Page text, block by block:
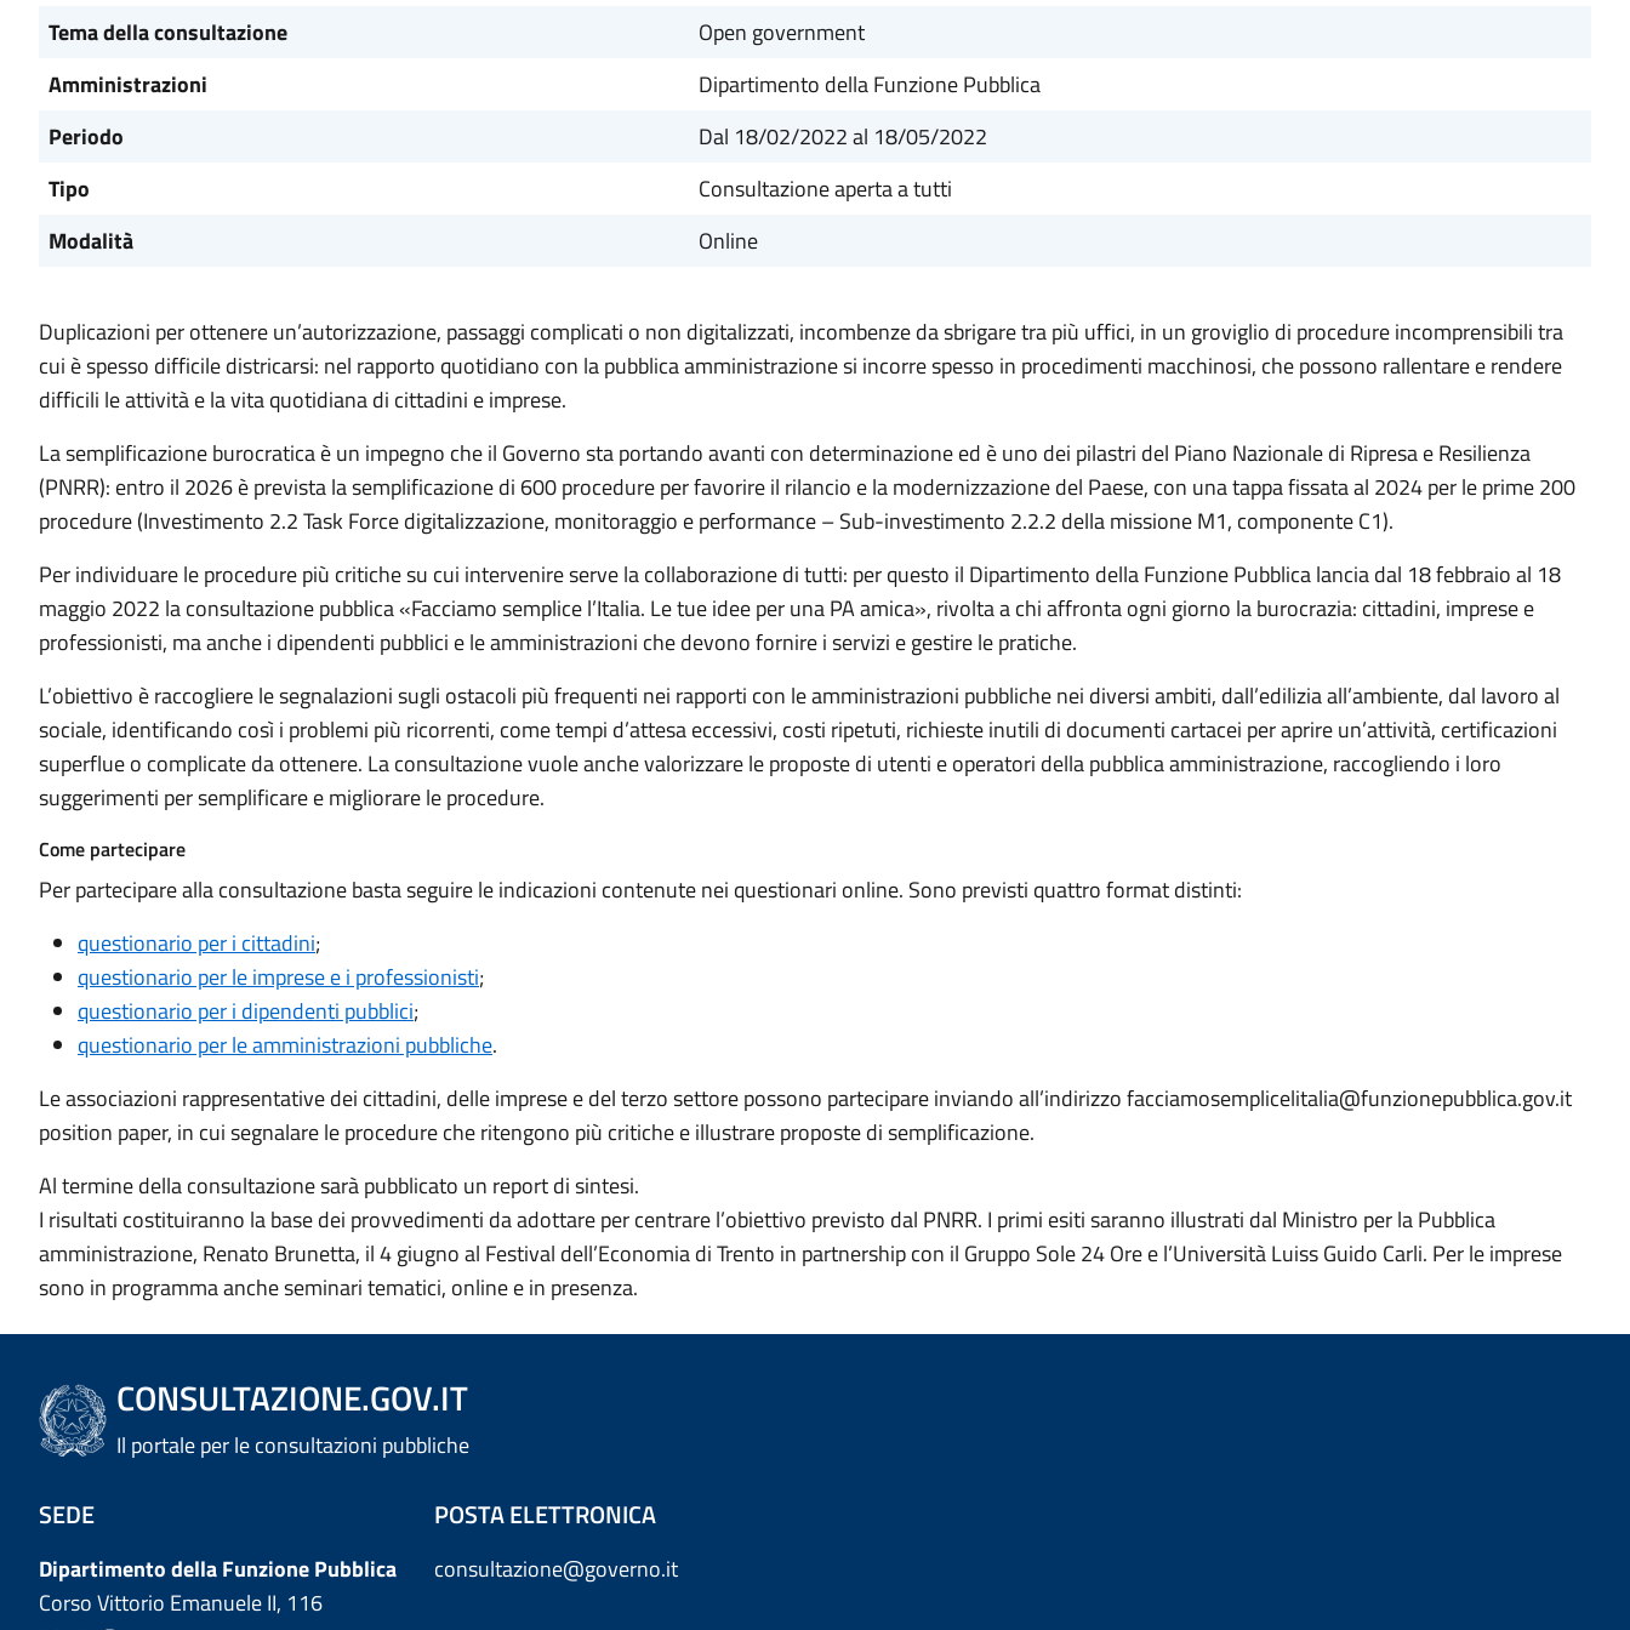
Tema della consultazione
Open government
Amministrazioni
Dipartimento della Funzione Pubblica
Periodo
Dal 18/02/2022al 18/05/2022
Tipo
Consultazione aperta a tutti
Modalità
Online
Duplicazioni per ottenere un’autorizzazione, passaggi complicati o non digitalizzati, incombenze da sbrigare tra più uffici, in un groviglio di procedure incomprensibili tra
cui è spesso difficile districarsi: nel rapporto quotidiano con la pubblica amministrazione si incorre spesso in procedimenti macchinosi, che possono rallentare e rendere
difficili le attività e la vita quotidiana di cittadini e imprese.
La semplificazione burocratica è un impegno che il Governo sta portando avanti con determinazione ed è uno dei pilastri del Piano Nazionale di Ripresa e Resilienza
(PNRR): entro il 2026 è prevista la semplificazione di 600 procedure per favorire il rilancio e la modernizzazione del Paese, con una tappa fissata al 2024 per le prime 200
procedure (Investimento 2.2 Task Force digitalizzazione, monitoraggio e performance – Sub-investimento 2.2.2 della missione M1, componente C1).
Per individuare le procedure più critiche su cui intervenire serve la collaborazione di tutti: per questo il Dipartimento della Funzione Pubblica lancia dal 18 febbraio al 18
maggio 2022 la consultazione pubblica «Facciamo semplice l’Italia. Le tue idee per una PA amica», rivolta a chi affronta ogni giorno la burocrazia: cittadini, imprese e
professionisti, ma anche i dipendenti pubblici e le amministrazioni che devono fornire i servizi e gestire le pratiche.
L’obiettivo è raccogliere le segnalazioni sugli ostacoli più frequenti nei rapporti con le amministrazioni pubbliche nei diversi ambiti, dall’edilizia all’ambiente, dal lavoro al
sociale, identificando così i problemi più ricorrenti, come tempi d’attesa eccessivi, costi ripetuti, richieste inutili di documenti cartacei per aprire un’attività, certificazioni
superflue o complicate da ottenere. La consultazione vuole anche valorizzare le proposte di utenti e operatori della pubblica amministrazione, raccogliendo i loro
suggerimenti per semplificare e migliorare le procedure.
Come partecipare
Per partecipare alla consultazione basta seguire le indicazioni contenute nei questionari online. Sono previsti quattro format distinti:
questionario per i cittadini;
questionario per le imprese e i professionisti;
questionario per i dipendenti pubblici;
questionario per le amministrazioni pubbliche.
Le associazioni rappresentative dei cittadini, delle imprese e del terzo settore possono partecipare inviando all’indirizzo facciamosemplicelitalia@funzionepubblica.gov.it
position paper, in cui segnalare le procedure che ritengono più critiche e illustrare proposte di semplificazione.
Al termine della consultazione sarà pubblicato un report di sintesi.
I risultati costituiranno la base dei provvedimenti da adottare per centrare l’obiettivo previsto dal PNRR. I primi esiti saranno illustrati dal Ministro per la Pubblica
amministrazione, Renato Brunetta, il 4 giugno al Festival dell’Economia di Trento in partnership con il Gruppo Sole 24 Ore e l’Università Luiss Guido Carli. Per le imprese
sono in programma anche seminari tematici, online e in presenza.
CONSULTAZIONE.GOV.IT
Il portale per le consultazioni pubbliche
SEDE
Dipartimento della Funzione Pubblica
Corso Vittorio Emanuele II, 116
POSTA ELETTRONICA
consultazione@governo.it